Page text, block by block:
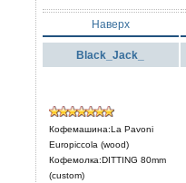
Наверх
Black_Jack_
Кофемашина:La Pavoni
Europiccola (wood)
Кофемолка:DITTING 80mm
(custom)